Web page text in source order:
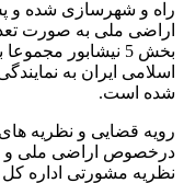
راه و شهرسازی شده و
بخش 5 نیشابور
اسلامی ایران به
شده است.
رویه قضایی و نظریه
درخصوص اراضی ملی و
نظریه مشورتی اداره